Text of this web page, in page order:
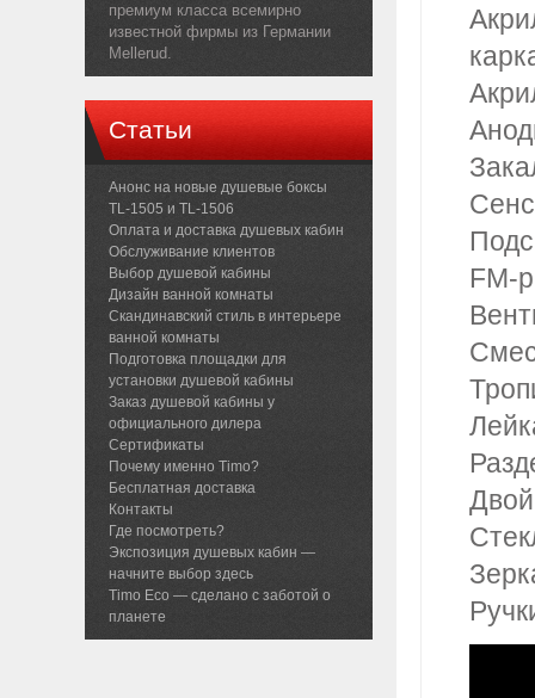
FM-
премиум класса всемирно
известной фирмы из Германии
Mellerud.
Статьи
Анонс на новые душевые боксы
TL-1505 и TL-1506
Оплата и доставка душевых кабин
Обслуживание клиентов
Выбор душевой кабины
Дизайн ванной комнаты
Скандинавский стиль в интерьере
ванной комнаты
Подготовка площадки для
установки душевой кабины
Заказ душевой кабины у
официального дилера
Сертификаты
Почему именно Timo?
Бесплатная доставка
Контакты
Где посмотреть?
Экспозиция душевых кабин —
начните выбор здесь
Timo Eco — сделано с заботой о
планете